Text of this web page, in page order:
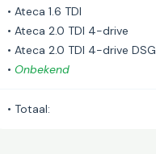
• Ateca 1.6 TDI
• Ateca 2.0 TDI 4-drive
• Ateca 2.0 TDI 4-drive DSG
• Onbekend
• Totaal: